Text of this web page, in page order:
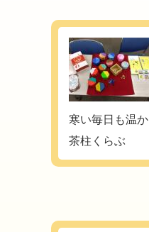
寒い毎日も温
茶柱くらぶ